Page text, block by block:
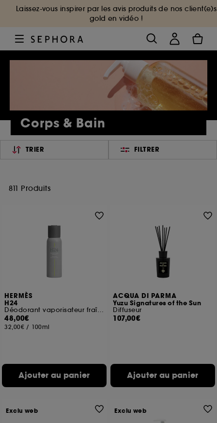
Laissez-vous inspirer par les avis produits de nos client(e)s
gold en vidéo !
Corps & Bain
TRIER FILTRER
811 Produits
HERMÈS
H24
Déodorant vaporisateur fraîcheur
48,00€
32,00€ / 100ml
Ajouter au panier
ACQUA DI PARMA
Yuzu Signatures of the Sun
Diffuseur
107,00€
Ajouter au panier
Exclu web Exclu web